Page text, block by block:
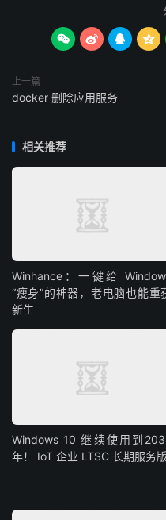
   
上一篇
docker 删除应用服务
相关推荐
Winhance：一键给
“瘦身”的神器，老电脑也能重
新生
Windows 10 继续使用到
年！ IoT 企业 LTSC 长期服务版